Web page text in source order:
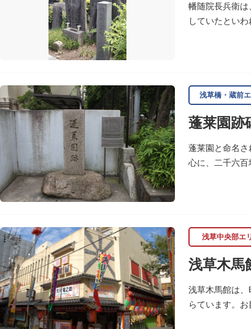
幡随院長兵衛
していたとい
浅草橋・蔵前
蓬莱園跡
蓬莱園と命名
心に、二千六百
浅草中央部エ
浅草木馬
浅草木馬館は
らています。